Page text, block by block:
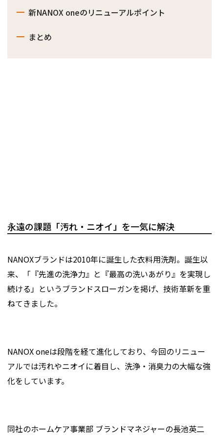
新NANOX oneのリニューアルポイント
まとめ
永遠の課題「汚れ・ニオイ」を一気に解決
NANOXブランドは2010年に誕生した衣料用洗剤。誕生以
来、「『先進の洗浄力』と『最高の洗いあがり』を実現し
続ける」というブランドスローガンを掲げ、技術革新を重
ねてきました。
NANOX oneは段階を経て進化しており、今回のリニュー
アルでは汚れやニオイに着目し、洗浄・消臭力の大幅な強
化をしています。
同社のホームケア事業部 ブランドマネジャーの長池英二